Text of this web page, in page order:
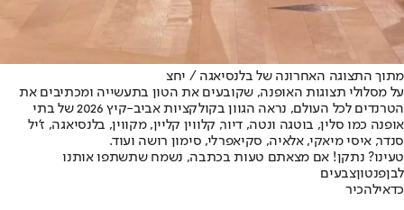
מתוך התצוגה האחרונה של בלנסיאגה / יחצ
על מסלולי תצוגות האופנה, שקובעים את הטון בתעשייה ומכתיבים את
הטרנדים לכל העולם, נראה הגוון בקולקציות אביב-קיץ 2026 של בתי
אופנה כמו סלין, בוטגה ונטה, דיור, קלווין קליין, מקווין, בלנסיאגה, ז'יל
סנדר, איסי מיאקי, אלאיה, סקיאפרלי, סימון רושה ועוד.
טעינו? נתקן! אם מצאתם טעות בכתבה, נשמח שתשתפו אותנו
לבןפנטוןצבעים
כדאילהכיר